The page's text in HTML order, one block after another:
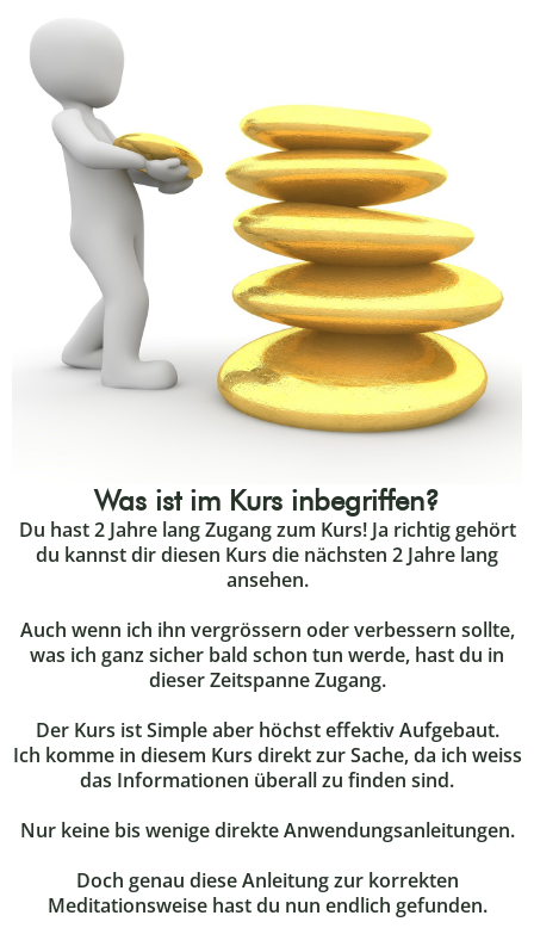
Was ist im Kurs inbegriffen?
Du hast 2 Jahre lang Zugang zum Kurs! Ja richtig gehört
du kannst dir diesen Kurs die nächsten 2 Jahre lang
ansehen.
Auch wenn ich ihn vergrössern oder verbessern sollte,
was ich ganz sicher bald schon tun werde, hast du in
dieser Zeitspanne Zugang.
Der Kurs ist Simple aber höchst effektiv Aufgebaut.
Ich komme in diesem Kurs direkt zur Sache, da ich weiss
das Informationen überall zu finden sind.
Nur keine bis wenige direkte Anwendungsanleitungen.
Doch genau diese Anleitung zur korrekten
Meditationsweise hast du nun endlich gefunden.